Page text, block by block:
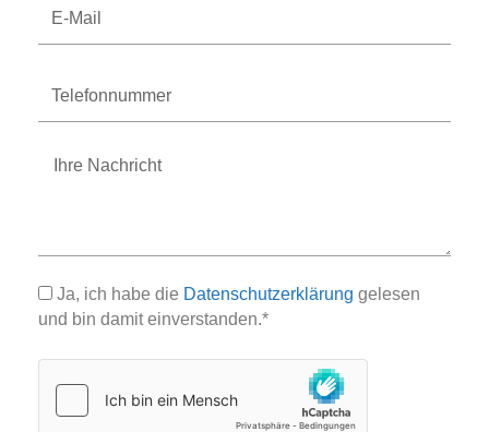
Mail
Nachricht
Ja, ich habe die Datenschutzerklärung gelesen
und bin damit einverstanden.*